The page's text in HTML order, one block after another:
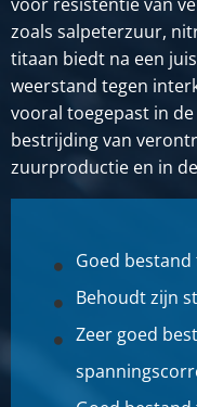
zoals salpeterzuur,
titaan biedt na een
weerstand tegen
vooral toegepast in
bestrijding van
zuurproductie en in
Goed
Behoudt zijn
Zeer goed